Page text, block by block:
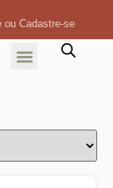
ou Cadastre-se